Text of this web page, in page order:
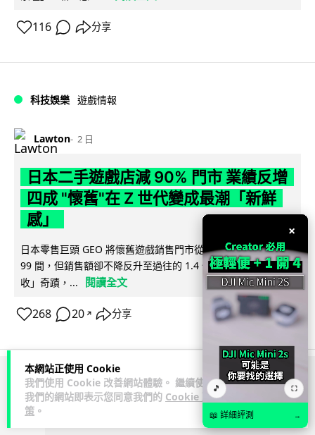
本網站正使用 Cookie
我們使用 Cookie 改善網站體驗。 繼續使用
我們的網站即表示您同意我們的 Cookie 政
策 。
116 分享
科技娛樂 遊戲情報
Lawton 2 日
日本二手遊戲店減 90% 門市 業績反增
四成 "懷舊"在 Z 世代變成最潮「新鮮
感」
日本零售巨頭 GEO 將懷舊遊戲銷售門市從 1,000 間大幅減至
99 間，但銷售額卻不降反升至過往的 1.4 倍。做到「減店增
收」奇蹟，...
閱讀全文
268 20 ↗ 分享
ADVERTISEMENT
×
🎵 ⛶
📖 詳細評測 →